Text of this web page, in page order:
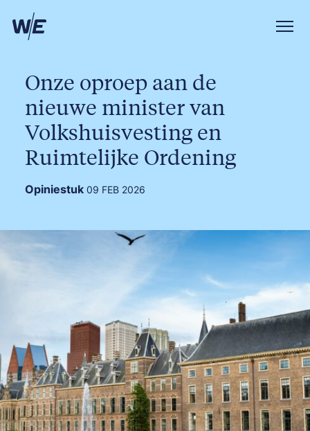
Onze oproep aan de
nieuwe minister van
Volkshuisvesting en
Ruimtelijke Ordening
Opiniestuk 09 FEB 2026